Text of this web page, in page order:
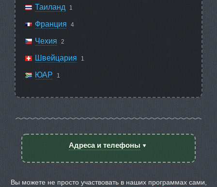
Таиланд 1
Франция 4
Чехия 2
Швейцария 1
ЮАР 1
Адреса и телефоны
Вы можете не просто участвовать в наших программах сами,